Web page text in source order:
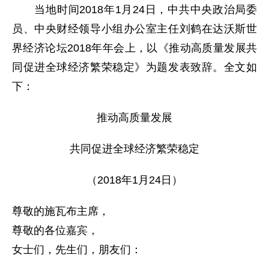
当地时间2018年1月24日，中共中央政治局委
员、中央财经领导小组办公室主任刘鹤在达沃斯世
界经济论坛2018年年会上，以《推动高质量发展共
同促进全球经济繁荣稳定》为题发表致辞。全文如
下：
推动高质量发展
共同促进全球经济繁荣稳定
（2018年1月24日）
尊敬的施瓦布主席，
尊敬的各位嘉宾，
女士们，先生们，朋友们：